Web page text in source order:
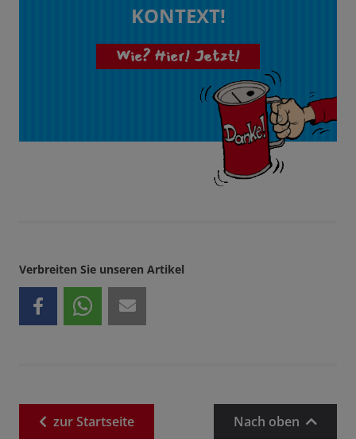
KONTEXT!
Wie? Hier! Jetzt!
Verbreiten Sie unseren Artikel
zurStartseite Nach oben